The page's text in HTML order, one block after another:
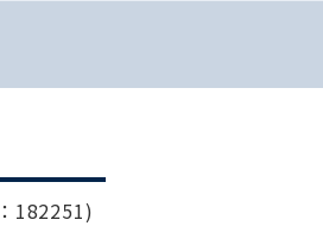
182251)